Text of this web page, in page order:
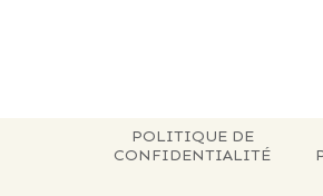
POLITIQUE DE
CONFIDENTIALITÉ